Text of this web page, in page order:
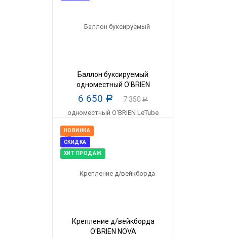
Баллон буксируемый
одноместный O'BRIEN
LeTube
6 650 Р 7 350Р
НОВИНКА
СКИДКА
ХИТ ПРОДАЖ
Крепление д/вейкборда
O'BRIEN NOVA